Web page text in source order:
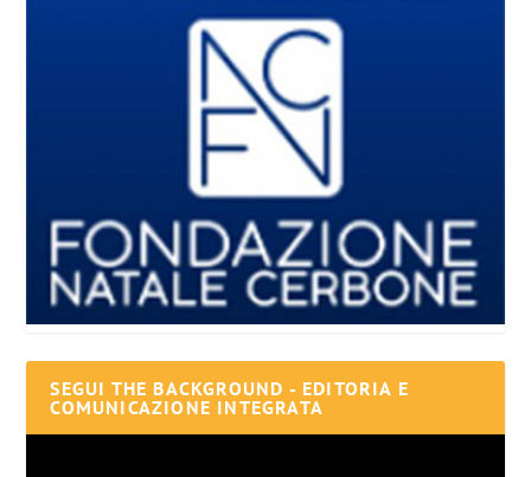
SEGUI THE BACKGROUND - EDITORIA E
COMUNICAZIONE INTEGRATA